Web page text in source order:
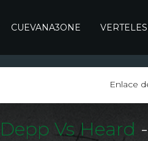
CUEVANA3ONE
Enlace
Depp Vs Heard